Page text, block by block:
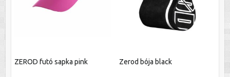
ZEROD futó sapka pink Zerod bója black